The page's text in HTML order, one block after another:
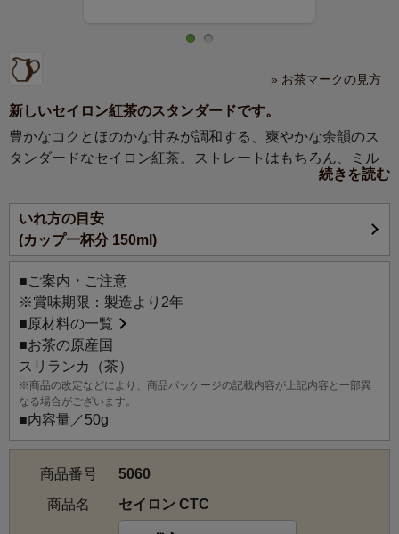
» お茶マークの見方
新しいセイロン紅茶のスタンダードです。
豊かなコクとほのかな甘みが調和する、爽やかな余韻のス
タンダードなセイロン紅茶。ストレートはもちろん、ミル
セイロン（スリランカ） CEYLON (SRI LANKA)
インド亜大陸の東南、インド洋に位置する島国。北海道の
0.8倍ほどの面積の国土には、中央の山岳地帯から南部にか
けて、庭園のように美しく整備された茶園が多数点在して
います。産地は標高によって、ローグロウン（610m未
満）、ミディアムグロウン（610～1,220m未満）、ハイグ
ロウン（1,220m以上）の三つに分類され、それぞれ製法や
品種など個性の異なる上質な紅茶を製造。19世紀から続く
英国式紅茶の伝統を引き継ぎながら進化を続けている、紅
茶の聖地です。
続きを読む
いれ方の目安
(カップ一杯分 150ml)
■ご案内・ご注意
※賞味期限：製造より2年
■原材料の一覧
■お茶の原産国
スリランカ（茶）
※商品の改定などにより、商品パッケージの記載内容が上記内容と一部異
なる場合がございます。
■内容量／50g
商品番号
5060
商品名
セイロン CTC